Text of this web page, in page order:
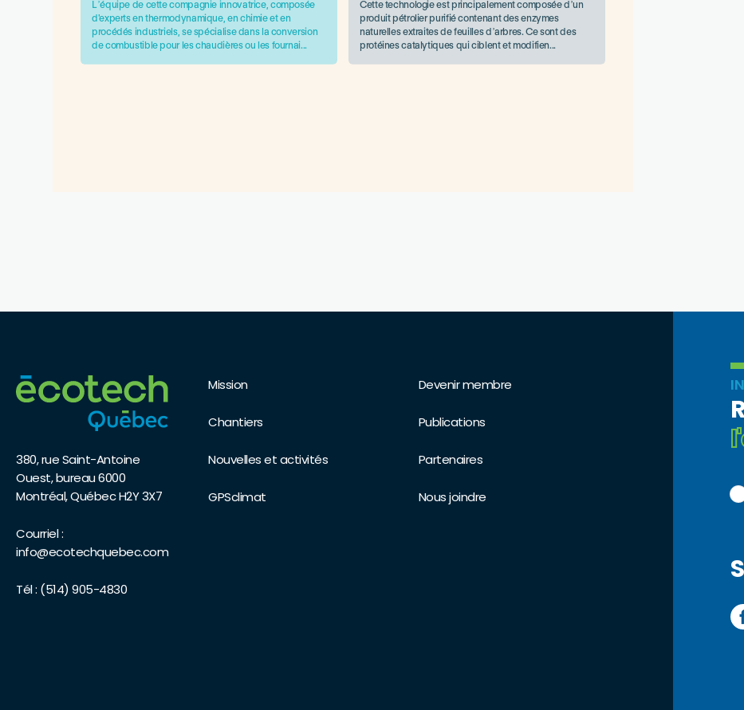
380, rue Saint-Antoine
Ouest, bureau 6000
Montréal, Québec H2Y 3X7
Courriel :
info@ecotechquebec.com
Tél : (514) 905-4830
Mission
Chantiers
Nouvelles et activités
GPSclimat
Devenir membre
Publications
Partenaires
Nous joindre